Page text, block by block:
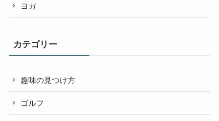
ヨガ
カテゴリー
趣味の見つけ方
ゴルフ